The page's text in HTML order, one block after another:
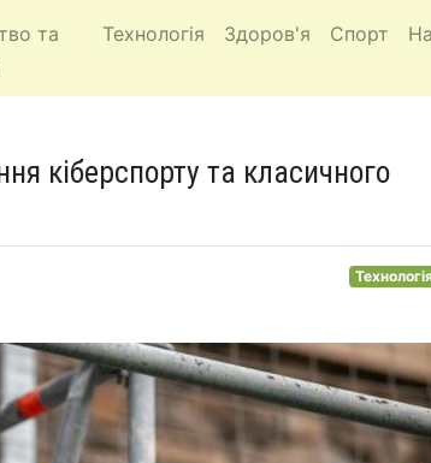
та
Технологія Здоров'я Спорт
кіберспорту та класичного